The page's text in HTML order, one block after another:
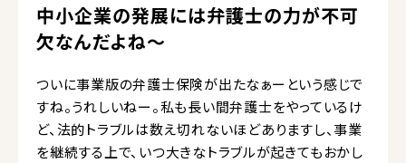
中小企業の発展には弁護士の力が不可
欠なんだよね～
ついに事業版の弁護士保険が出たなぁーという感じで
すね。うれしいねー。私も長い間弁護士をやっているけ
ど、法的トラブルは数え切れないほどありますし、事業
を継続する上で、いつ大きなトラブルが起きてもおかし